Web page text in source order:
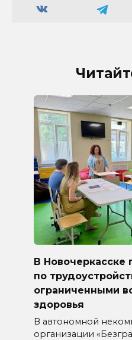
В Новочеркасске
по
ограниченными
здоровья
В автономной
организации